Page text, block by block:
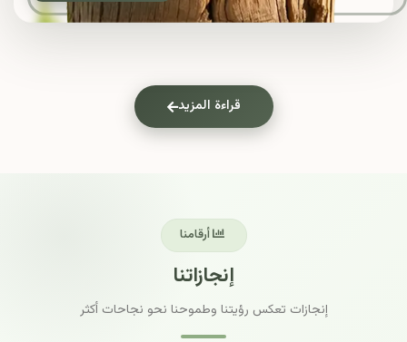
قراءة المزيد
أرقامنا
إنجازاتنا
إنجازات تعكس رؤيتنا وطموحنا نحو نجاحات أكثر